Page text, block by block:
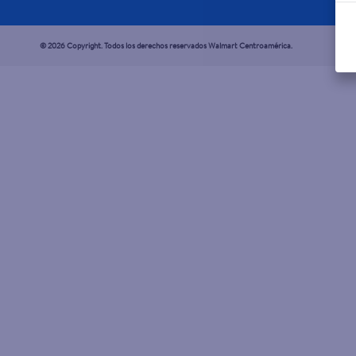
© 2026 Copyright. Todos los derechos reservados Walmart Centroamérica.